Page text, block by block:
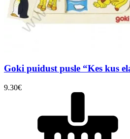
Goki puidust pusle “Kes kus
9.30€